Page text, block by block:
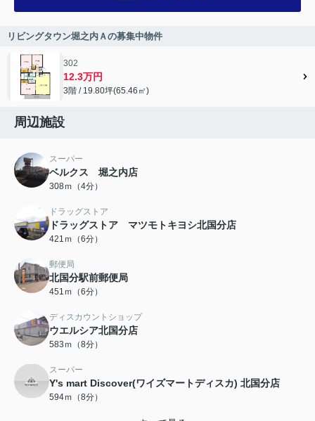
リビングタウン堀之内Ａの募集中物件
302
12.3万円
3階 / 19.80坪(65.46㎡)
周辺施設
スーパー
ベルクス 堀之内店
308ｍ（4分）
ドラッグストア
ドラッグストア マツモトキヨシ北国分店
421ｍ（6分）
郵便局
北国分駅前郵便局
451ｍ（6分）
ディスカウントショップ
ウエルシア北国分店
583ｍ（8分）
スーパー
Y's mart Discover(ワイズマートディスカ) 北国分店
594ｍ（8分）